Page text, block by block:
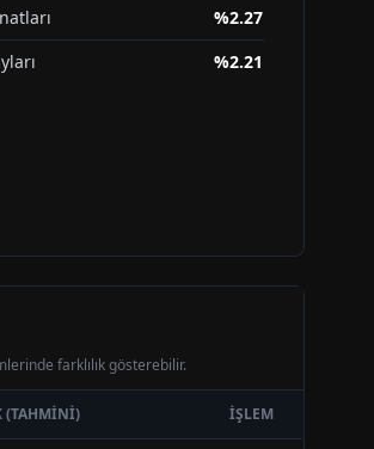
%2.27
%2.21
farklılık gösterebilir.
(TAHMINI) İŞLEM